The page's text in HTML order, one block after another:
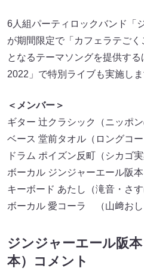
6人組パーティロックバンド「
が期間限定で「カフェラテご
となるテーマソングを提供す
2022」で特別ライブも実施しま
＜メンバー＞
ギター 辻クラシック（ニッポン
ベース 堂前タオル（ロングコー
ドラム ポイズン反町（シカゴ
ボーカル ジンジャーエール阪
キーボード あたし（滝音・さす
ボーカル 愛コーラ （山﨑おし
ジンジャーエール阪
本）コメント